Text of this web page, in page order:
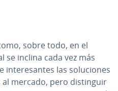
sobre todo, en el
se inclina cada vez más
in­te­re­sa­n­tes las so­lu­cio­nes
mercado, pero di­s­ti­n­guir